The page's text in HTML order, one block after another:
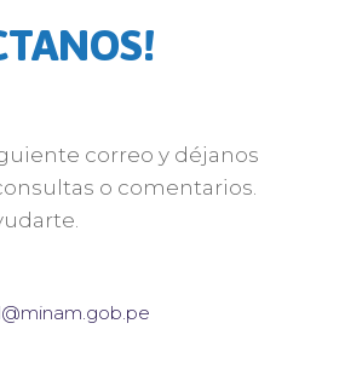
correo y déjanos
o comentarios.